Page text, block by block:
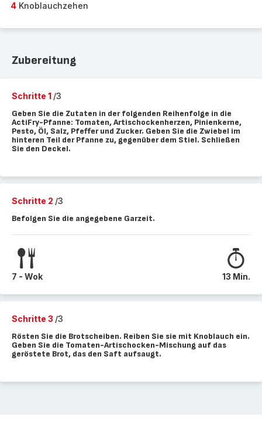
4 Knoblauchzehen
Zubereitung
Schritte 1 /3
Geben Sie die Zutaten in der folgenden Reihenfolge in die
ActiFry-Pfanne: Tomaten, Artischockenherzen, Pinienkerne,
Pesto, Öl, Salz, Pfeffer und Zucker. Geben Sie die Zwiebel im
hinteren Teil der Pfanne zu, gegenüber dem Stiel. Schließen
Sie den Deckel.
Schritte 2 /3
Befolgen Sie die angegebene Garzeit.
7 - Wok 13 Min.
Schritte 3 /3
Rösten Sie die Brotscheiben. Reiben Sie sie mit Knoblauch ein.
Geben Sie die Tomaten-Artischocken-Mischung auf das
geröstete Brot, das den Saft aufsaugt.